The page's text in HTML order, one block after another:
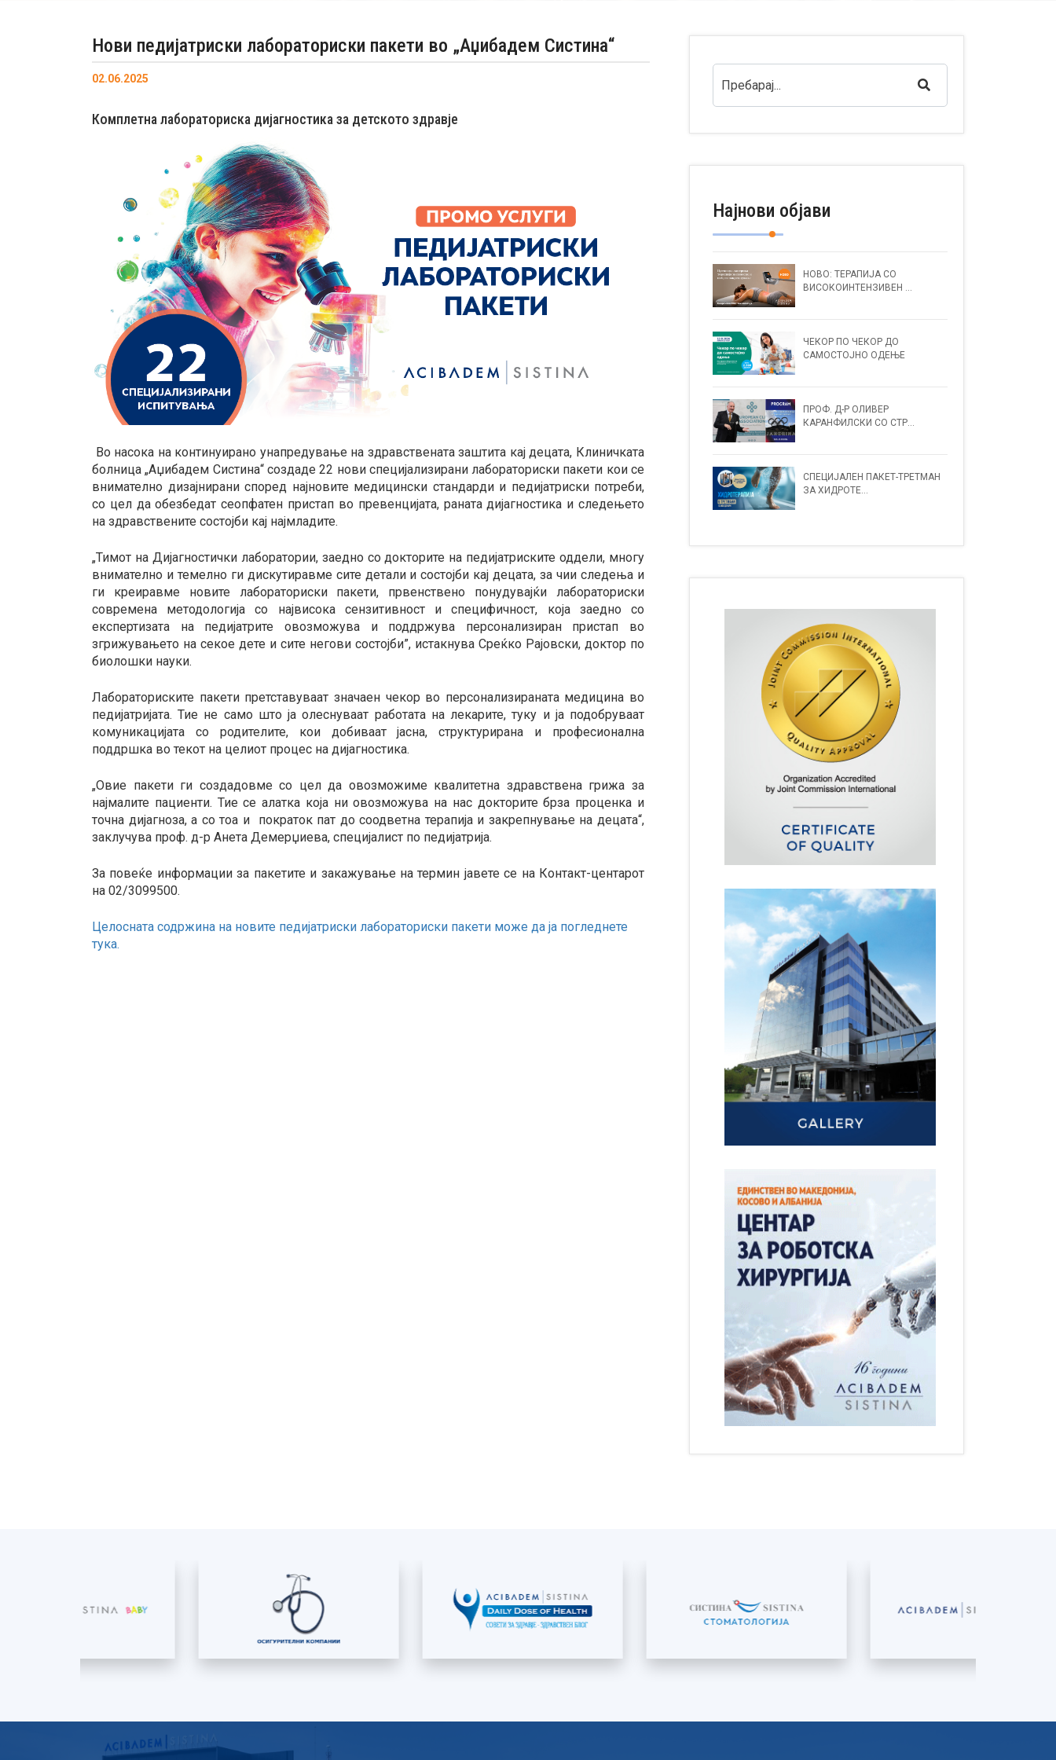
Нови педијатриски лабораториски пакети во „Аџибадем Систина“
02.06.2025
Комплетна лабораториска дијагностика за детското здравјe
Во насока на континуирано унапредување на здравствената заштита кај децата, Клиничката
болница „Аџибадем Систина“ создаде 22 нови специјализирани лабораториски пакети кои се
внимателно дизајнирани според најновите медицински стандарди и педијатриски потреби,
со цел да обезбедат сеопфатен пристап во превенцијата, раната дијагностика и следењето
на здравствените состојби кај најмладите.
„Тимот на Дијагностички лаборатории, заедно со докторите на педијатриските оддели, многу
внимателно и темелно ги дискутиравме сите детали и состојби кај децата, за чии следења и
ги креиравме новите лабораториски пакети, првенствено понудувајќи лабораториски
современа методологија со највисока сензитивност и специфичност, која заедно со
експертизата на педијатрите овозможува и поддржува персонализиран пристап во
згрижувањето на секое дете и сите негови состојби”, истакнува Среќко Рајовски, доктор по
биолошки науки.
Лабораториските пакети претставуваат значаен чекор во персонализираната медицина во
педијатријата. Тие не само што ја олеснуваат работата на лекарите, туку и ја подобруваат
комуникацијата со родителите, кои добиваат јасна, структурирана и професионална
поддршка во текот на целиот процес на дијагностика.
„Овие пакети ги создадовме со цел да овозможиме квалитетна здравствена грижа за
најмалите пациенти. Тие се алатка која ни овозможува на нас докторите брза проценка и
точна дијагноза, а со тоа и пократок пат до соодветна терапија и закрепнување на децата“,
заклучува проф. д-р Анета Демерџиева, специјалист по педијатрија.
За повеќе информации за пакетите и закажување на термин јавете се на Контакт-центарот
на 02/3099500.
Целосната содржина на новите педијатриски лабораториски пакети може да ја погледнете
тука.
Најнови објави
НОВО: ТЕРАПИЈА СО
ВИСОКОИНТЕНЗИВЕН ...
ЧЕКОР ПО ЧЕКОР ДО
САМОСТОЈНО ОДЕЊЕ
ПРОФ. Д-Р ОЛИВЕР
КАРАНФИЛСКИ СО СТР...
СПЕЦИЈАЛЕН ПАКЕТ-ТРЕТМАН
ЗА ХИДРОТЕ...